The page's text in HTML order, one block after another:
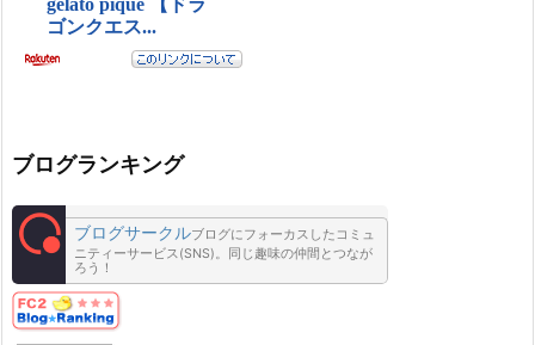
ブログランキング
ブログサークルブログにフォーカスしたコミュ
ニティーサービス(SNS)。同じ趣味の仲間とつなが
ろう！